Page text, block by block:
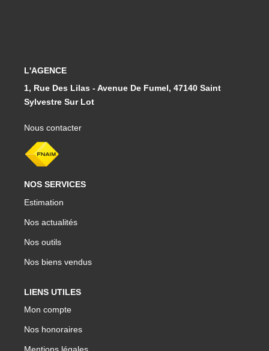
L'AGENCE
1, Rue Des Lilas - Avenue De Fumel, 47140 Saint
Sylvestre Sur Lot
Nous contacter
NOS SERVICES
Estimation
Nos actualités
Nos outils
Nos biens vendus
LIENS UTILES
Mon compte
Nos honoraires